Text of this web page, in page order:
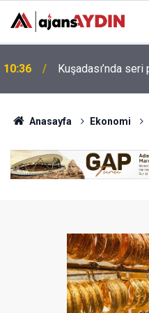
10:23
isimler belli oldu
Anasayfa Ekonomi